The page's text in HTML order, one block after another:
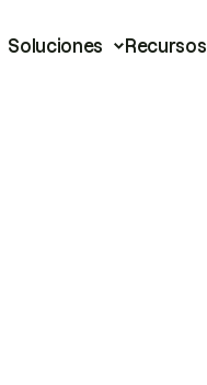
Soluciones Recursos